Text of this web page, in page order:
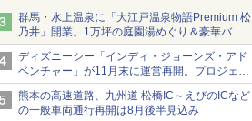
利用不可
群馬・水上温泉に「大江戸温泉物語Premium 松
乃井」開業。1万坪の庭園湯めぐり＆豪華バイ
キングを体験してきた！
ディズニーシー「インディ・ジョーンズ・アド
ベンチャー」が11月末に運営再開。プロジェク
ションマッピングを追加、DPAは1500円
熊本の高速道路、九州道 松橋IC～えびのICなど
の一般車両通行再開は8月後半見込み